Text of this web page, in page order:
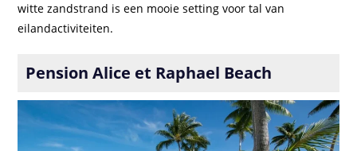
witte zandstrand is een mooie setting voor tal van
eilandactiviteiten.
Pension Alice et Raphael Beach